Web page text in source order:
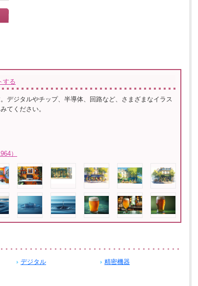
する
デジタルやチップ、半導体、回路など、さまざまなイラス
てください。
）
デジタル
精密機器